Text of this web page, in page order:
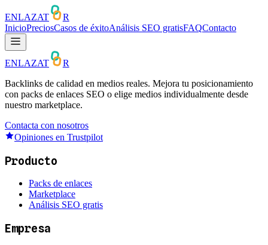
ENLAZAT
R
InicioPreciosCasos de éxitoAnálisis SEO gratisFAQContacto
ENLAZAT
R
Backlinks de calidad en medios reales. Mejora tu posicionamiento
con packs de enlaces SEO o elige medios individualmente desde
nuestro marketplace.
Contacta con nosotros
Opiniones en Trustpilot
Producto
Packs de enlaces
Marketplace
Análisis SEO gratis
Empresa